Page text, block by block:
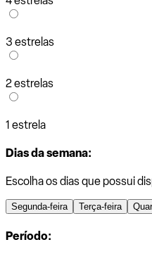
3 estrelas
2 estrelas
1 estrela
Dias da semana:
Escolha os dias que possui
Segunda-feira Terça-feira
Período: